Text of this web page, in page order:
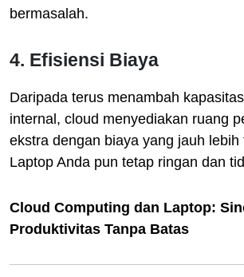
bermasalah.
4. Efisiensi Biaya
Daripada terus menambah
internal, cloud menyediakan ruang
ekstra dengan biaya yang jauh lebih
Laptop Anda pun tetap ringan dan
Cloud Computing dan Laptop:
Produktivitas Tanpa Batas